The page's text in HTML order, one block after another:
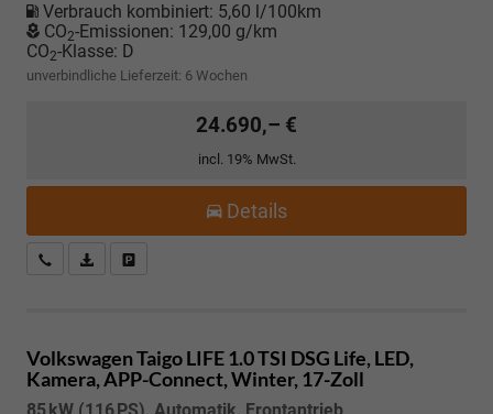
Verbrauch kombiniert: 5,60 l/100km
CO2-Emissionen: 129,00 g/km
CO2-Klasse: D
unverbindliche Lieferzeit: 6 Wochen
24.690,– €
incl. 19% MwSt.
Details
Kostenloser Rückruf-Service
PDF-Datei, Fahrzeugexposé drucken
Volkswagen TaigoLIFE 1.0 TSI DSG Life, LED,
Kamera, APP-Connect, Winter, 17-Zoll